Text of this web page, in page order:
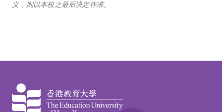
义，则以本校之最后决定作准。